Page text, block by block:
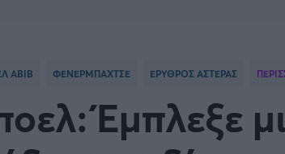
ΑΒΙΒ ΦΕΝΕΡΜΠΑΧΤΣΕ ΕΡΥΘΡΟΣ ΑΣΤΕΡΑΣ
Έμπλεξε